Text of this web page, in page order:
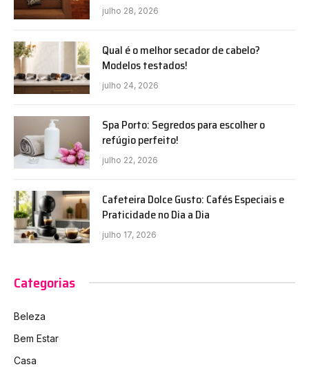
julho 28, 2026
Qual é o melhor secador de cabelo?
Modelos testados!
julho 24, 2026
Spa Porto: Segredos para escolher o
refúgio perfeito!
julho 22, 2026
Cafeteira Dolce Gusto: Cafés Especiais e
Praticidade no Dia a Dia
julho 17, 2026
Categorias
Beleza
Bem Estar
Casa